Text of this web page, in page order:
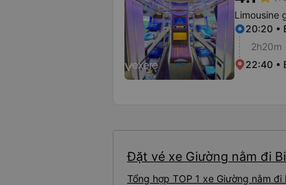
Limousine
20:20 •
2h20m
22:40 •
Đặt vé xe Giường nằm đi
Tổng hợp TOP 1 xe Giường nằm